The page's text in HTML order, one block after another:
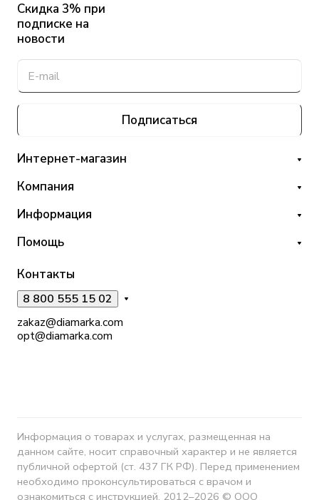
Скидка 3% при
подписке на
новости
Подписаться
Интернет-магазин
Компания
Информация
Помощь
Контакты
8 800 555 15 02
zakaz@diamarka.com
opt@diamarka.com
Информация о товарах и услугах, размещенная на
данном сайте, носит справочный характер и не является
публичной офертой (ст. 437 ГК РФ). Перед применением
необходимо проконсультироваться с врачом и
ознакомиться с инструкцией. 2012–2026 © ООО